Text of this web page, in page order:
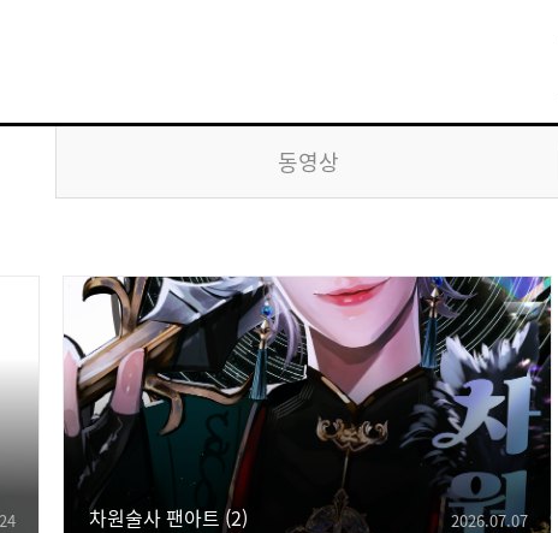
동영상
차원술사 팬아트 2 2026.07.07